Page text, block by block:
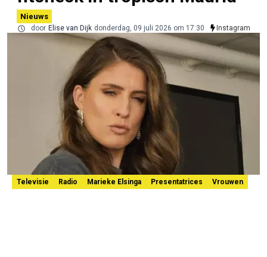
Nieuws
door Elise van Dijk donderdag, 09 juli 2026 om 17:30 Instagram
Televisie Radio Marieke Elsinga Presentatrices Vrouwen